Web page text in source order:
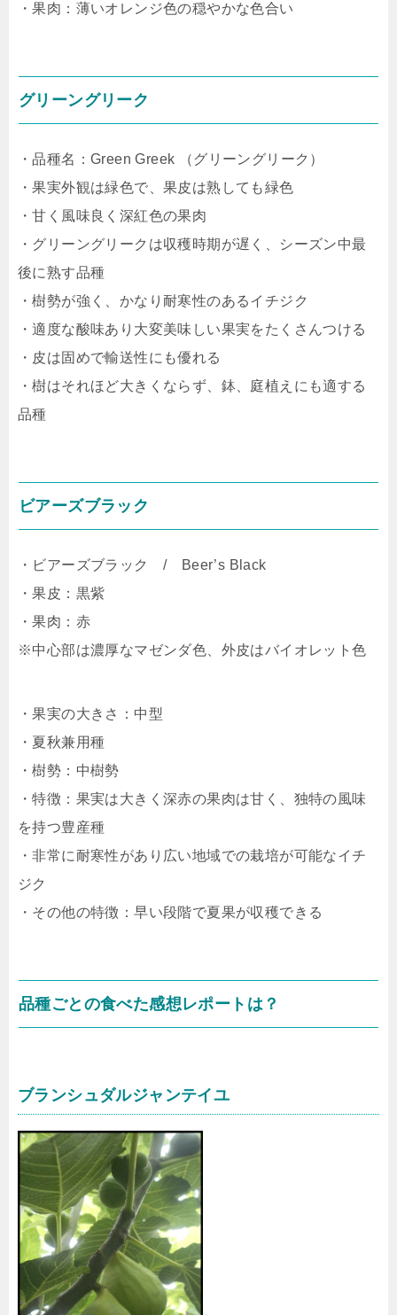
・果肉：薄いオレンジ色の穏やかな色合い
グリーングリーク
・品種名：Green Greek （グリーングリーク）
・果実外観は緑色で、果皮は熟しても緑色
・甘く風味良く深紅色の果肉
・グリーングリークは収穫時期が遅く、シーズン中最
後に熟す品種
・樹勢が強く、かなり耐寒性のあるイチジク
・適度な酸味あり大変美味しい果実をたくさんつける
・皮は固めで輸送性にも優れる
・樹はそれほど大きくならず、鉢、庭植えにも適する
品種
ビアーズブラック
・ビアーズブラック / Beer’s Black
・果皮：黒紫
・果肉：赤
※中心部は濃厚なマゼンダ色、外皮はバイオレット色
・果実の大きさ：中型
・夏秋兼用種
・樹勢：中樹勢
・特徴：果実は大きく深赤の果肉は甘く、独特の風味
を持つ豊産種
・非常に耐寒性があり広い地域での栽培が可能なイチ
ジク
・その他の特徴：早い段階で夏果が収穫できる
品種ごとの食べた感想レポートは？
ブランシュダルジャンテイユ